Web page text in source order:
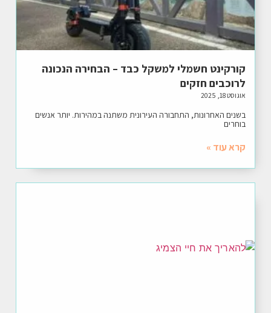
קורקינט חשמלי למשקל כבד – הבחירה הנכונה
לרוכבים חזקים
אוגוסט 18, 2025
בשנים האחרונות, התחבורה העירונית משתנה במהירות. יותר אנשים
בוחרים
קרא עוד »